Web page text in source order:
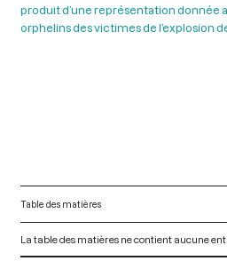
produit d’une représentation donnée
orphelins des victimes de l’explosion
Table des matières
La table des matières ne contient aucune